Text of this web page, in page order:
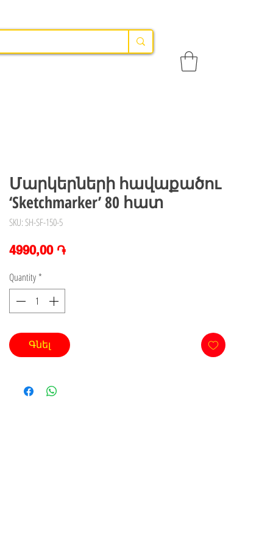
Մարկերների հավաքածու
‘Sketchmarker’ 80 հատ
SKU: SH-SF-150-5
4990,00 ֏Price
Quantity *
Գնել